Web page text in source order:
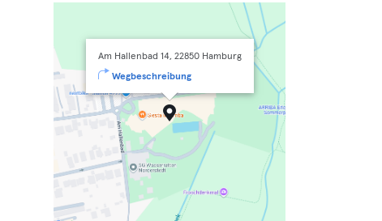
Am Hallenbad 14, 22850 Hamburg
Wegbeschreibung